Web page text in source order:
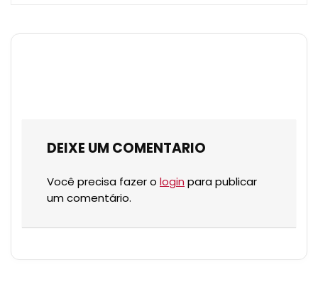
DEIXE UM COMENTARIO
Você precisa fazer o login para publicar
um comentário.